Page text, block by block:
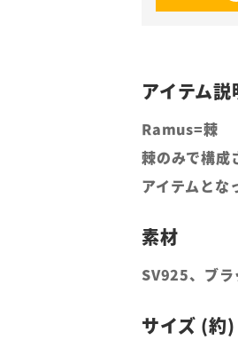
Ramus=棘
棘のみで構成
アイテムとな
SV925、ブラ